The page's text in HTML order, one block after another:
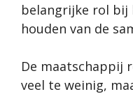
belangrijke rol bij
houden van de
De maatschappij
veel te weinig,